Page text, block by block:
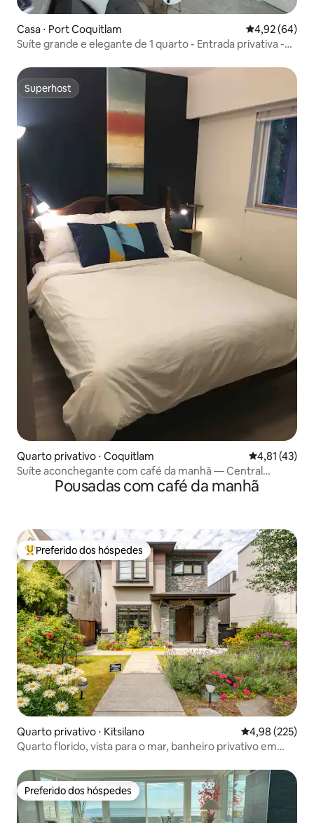
Casa ⋅ Port Coquitlam 4,92 de uma
4,92 (64)
Suíte grande e elegante de 1 quarto - Entrada privativa -
Superhost
Superhost
Quarto privativo ⋅ Coquitlam 4,81 de uma
4,81 (43)
Suíte aconchegante com café da manhã — Central
CoquitlamPousadas com café da manhã
Entre os melhores preferidos dos hóspedes
Preferido dos hóspedes
Quarto privativo ⋅ Kitsilano 4,98 de uma
4,98 (225)
Quarto florido, vista para o mar, banheiro privativo em
Preferido dos hóspedes
Preferido dos hóspedes